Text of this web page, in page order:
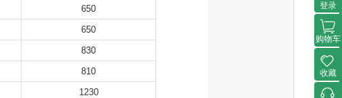
650
650
830
810
1230
登录
购物车
收藏